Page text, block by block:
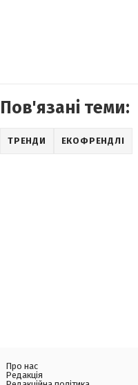
Пов'язані теми:
ТРЕНДИ ЕКОФРЕНДЛІ
Про нас
Редакція